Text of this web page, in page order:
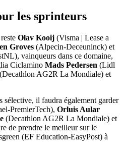
les sprinteurs
Olav Kooij (Visma | Lease a
Groves (Alpecin-Deceuninck) et
vainqueurs dans ce domaine,
Ciclamino Mads Pedersen (Lidl
(Decathlon AG2R La Mondiale) et
sélective, il faudra également garder
PremierTech), Orluis Aular
(Decathlon AG2R La Mondiale) et
de prendre le meilleur sur le
(EF Education-EasyPost) à